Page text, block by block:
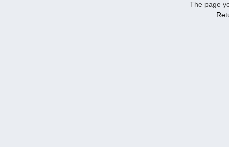
The page